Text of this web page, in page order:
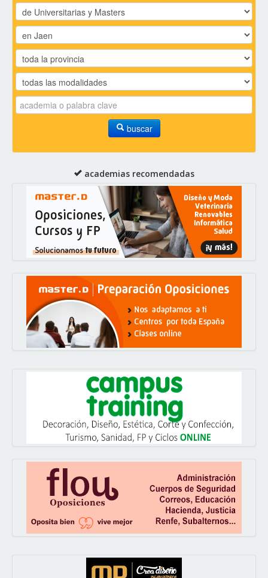
buscar
academias recomendadas